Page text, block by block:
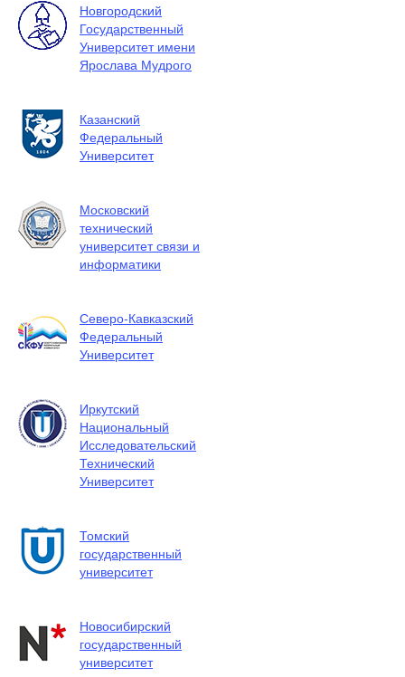
Новгородский
Государственный
Университет имени
Ярослава Мудрого
Казанский
Федеральный
Университет
Московский
технический
университет связи и
информатики
Северо-Кавказский
Федеральный
Университет
Иркутский
Национальный
Исследовательский
Технический
Университет
Томский
государственный
университет
Новосибирский
государственный
университет